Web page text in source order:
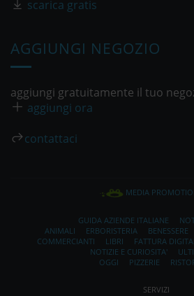
scarica gratis
AGGIUNGI NEGOZIO
aggiungi gratuitamente il tuo
aggiungi ora
contattaci
MEDIA
GUIDA AZIENDE ITALIANE
ANIMALI
ERBORISTERIA BENESSERE
COMMERCIANTI
LIBRI FATTURA
NOTIZIE E CURIOSITA'
OGGI
PIZZERIE
SERVIZI